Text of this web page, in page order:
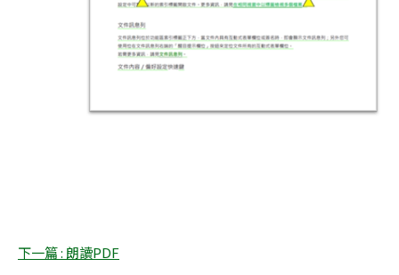
下一篇 : 朗讀PDF